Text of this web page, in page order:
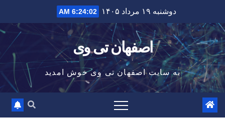
to
content
دوشنبه ۱۹ مرداد ۱۴۰۵ 6:24:03 AM
اصفهان تی وی
به سایت اصفهان تی وی خوش امدید